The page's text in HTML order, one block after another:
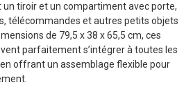
un tiroir et un compartiment avec porte,
télécommandes et autres petits objets
de 79,5 x 38 x 65,5 cm, ces
parfaitement s’intégrer à toutes les
offrant un assemblage flexible pour